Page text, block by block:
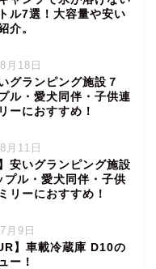
ル7選！大容量や安い
介。
月18日
グランピング施設７
ル・愛犬同伴・子供連
ーにおすすめ！
月11日
安いグランピング施設
プル・愛犬同伴・子供
リーにおすすめ！
月9日
】車載冷蔵庫 D10の
ー！